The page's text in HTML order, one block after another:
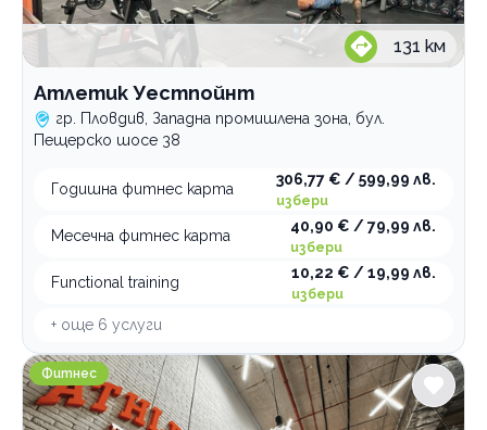
131 км
Атлетик Уестпойнт
гр. Пловдив, Западна промишлена зона, бул.
Пещерско шосе 38
Годишна фитнес карта
306,77 € / 599,99 лв.
избери
Месечна фитнес карта
40,90 € / 79,99 лв.
избери
Functional training
10,22 € / 19,99 лв.
избери
+ още 6 услуги
Атлетик Ритейл Пловдив
Фитнес